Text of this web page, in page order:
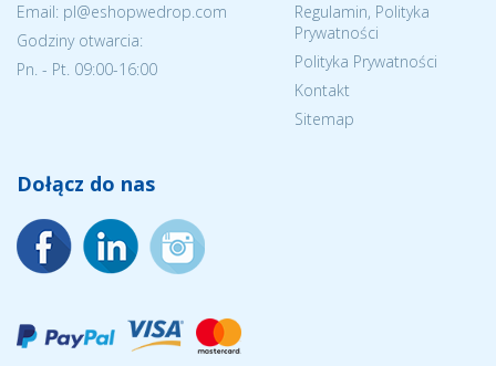
Email: pl@eshopwedrop.com
Godziny otwarcia:
Pn. - Pt. 09:00-16:00
Regulamin, Polityka
Prywatności
Polityka Prywatności
Kontakt
Sitemap
Dołącz do nas